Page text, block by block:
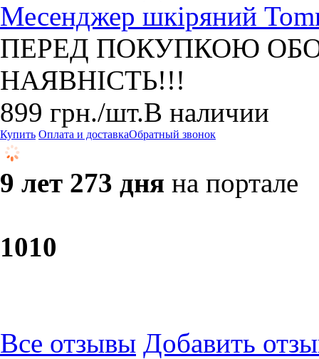
Месенджер шкіряний
ПЕРЕД ПОКУПКОЮ
НАЯВНІСТЬ!!!
899 грн./шт.В наличии
Купить Оплата и доставкаОбратный звонок
9 лет 273 дня на портале
1010
Все отзывы Добавить